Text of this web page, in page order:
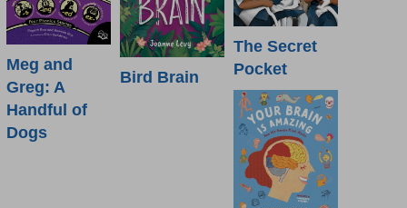
Meg and
Greg: A
Handful of
Dogs
Bird Brain
The Secret
Pocket